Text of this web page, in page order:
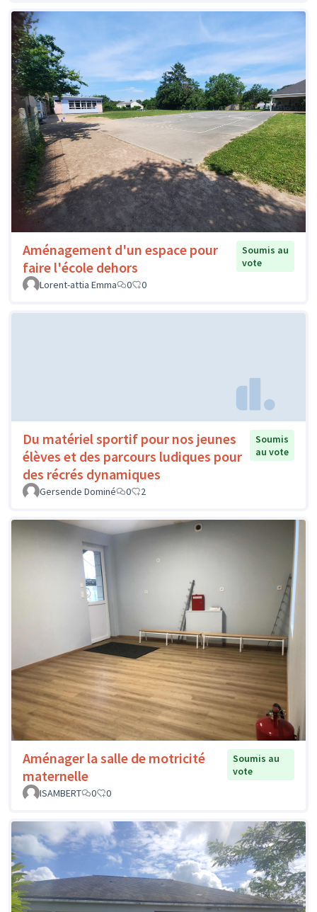
Aménagement d'un espace pour
faire l'école dehors
Soumis au
vote
Lorent-attia Emma
0 0
Du matériel sportif pour nos jeunes
élèves et des parcours ludiques pour
des récrés dynamiques
Soumis
au vote
Gersende Dominé 0 2
Aménager la salle de motricité
maternelle
Soumis au
vote
ISAMBERT
0 0